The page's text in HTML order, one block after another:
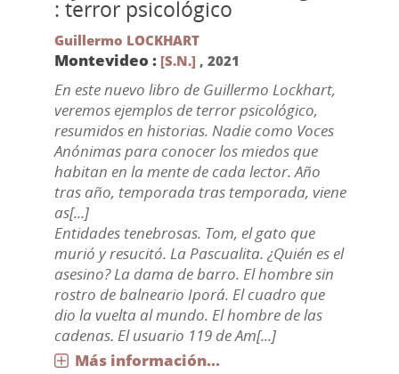
: terror psicológico
Guillermo LOCKHART
Montevideo : [S.N.] , 2021
En este nuevo libro de Guillermo Lockhart,
veremos ejemplos de terror psicológico,
resumidos en historias. Nadie como Voces
Anónimas para conocer los miedos que
habitan en la mente de cada lector. Año
tras año, temporada tras temporada, viene
as[...]
Entidades tenebrosas. Tom, el gato que
murió y resucitó. La Pascualita. ¿Quién es el
asesino? La dama de barro. El hombre sin
rostro de balneario Iporá. El cuadro que
dio la vuelta al mundo. El hombre de las
cadenas. El usuario 119 de Am[...]
Más información...